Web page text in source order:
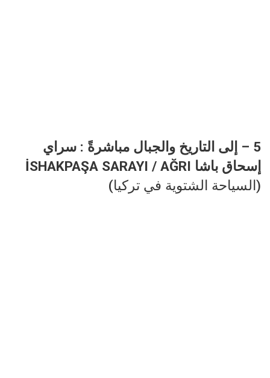
5 – إلى التاريخ والجبال مباشرةً : سراي
إسحاق باشا İSHAKPAŞA SARAYI / AĞRI
(السياحة الشتوية في تركيا)